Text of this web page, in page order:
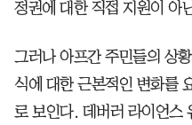
정권에 대한 직접 지원이 아
그러나 아프간 주민들의 상
식에 대한 근본적인 변화를
로 보인다. 데버러 라이언스